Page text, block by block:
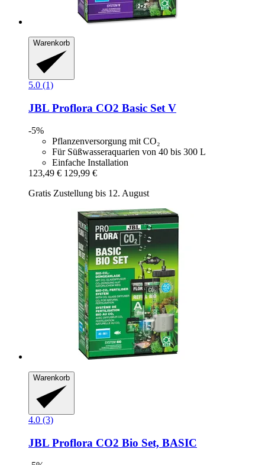
Warenkorb
5.0 (1)
JBL Proflora CO2 Basic Set V
-5%
Pflanzenversorgung mit CO₂
Für Süßwasseraquarien von 40 bis 300 L
Einfache Installation
123,49 € 129,99 €
Gratis Zustellung bis 12. August
Warenkorb
4.0 (3)
JBL Proflora CO2 Bio Set, BASIC